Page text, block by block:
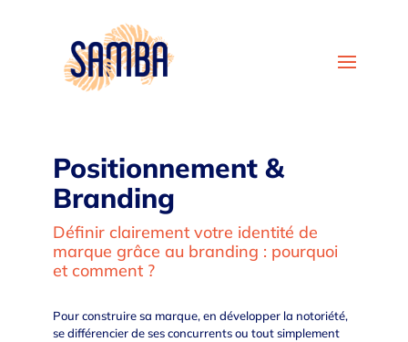
Positionnement &
Branding
Définir clairement votre identité de
marque grâce au branding : pourquoi
et comment ?
Pour construire sa marque, en développer la notoriété,
se différencier de ses concurrents ou tout simplement